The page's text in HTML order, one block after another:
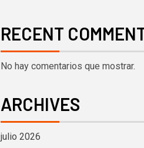
RECENT
No hay comentarios que mostrar.
ARCHIVES
julio 2026